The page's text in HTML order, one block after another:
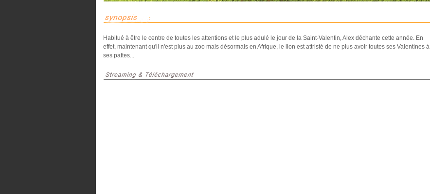
Habitué à être le centre de toutes les attentions et le plus adulé le jour de la Saint-Valentin, Alex déchante cette année. En
effet, maintenant qu'il n'est plus au zoo mais désormais en Afrique, le lion est attristé de ne plus avoir toutes ses Valentines à
ses pattes...